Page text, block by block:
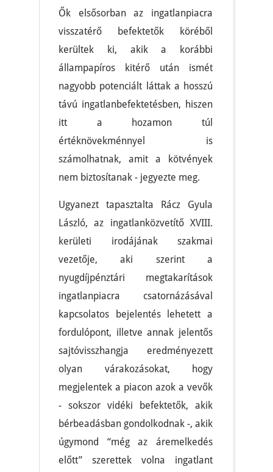
Ők elsősorban az ingatlanpiacra
visszatérő befektetők köréből
kerültek ki, akik a korábbi
állampapíros kitérő után ismét
nagyobb potenciált láttak a hosszú
távú ingatlanbefektetésben, hiszen
itt a hozamon túl
értéknövekménnyel is
számolhatnak, amit a kötvények
nem biztosítanak - jegyezte meg.
Ugyanezt tapasztalta Rácz Gyula
László, az ingatlanközvetítő XVIII.
kerületi irodájának szakmai
vezetője, aki szerint a
nyugdíjpénztári megtakarítások
ingatlanpiacra csatornázásával
kapcsolatos bejelentés lehetett a
fordulópont, illetve annak jelentős
sajtóvisszhangja eredményezett
olyan várakozásokat, hogy
megjelentek a piacon azok a vevők
- sokszor vidéki befektetők, akik
bérbeadásban gondolkodnak -, akik
úgymond “még az áremelkedés
előtt” szerettek volna ingatlant